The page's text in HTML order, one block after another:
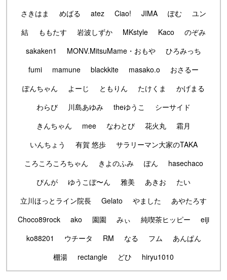
さきはま
めばる atez Ciao! JIMA ぽむ
ユン
結
ももたす 岩波しずか MKstyle Kaco
のぞみ
sakaken1
MONV.MitsuMame・おもや
ひろみっち
fumi
mamune blackkite masako.o
おさるー
ぽんちゃん
よーじ ともりん たけくま
かげまる
わらび
川島あゆみ theゆうこ
シーサイド
きんちゃん
mee なわとび 花火丸
霜月
いんちょう
有賀 悠歩
サラリーマン大家のTAKA
ころころころちゃん
きよのふみ ぽん
hasechaco
ぴんが
ゆうこぼ〜ん 雅美 あきお
たい
立川ほっとライン院長
Gelato やました
あやたろす
Choco89rock
ako 園園 みぃ 純喫茶ヒッピー
eiji
ko88201
ウチータ RM なる フム
あんぱん
棚湯
rectangle どひ hiryu1010